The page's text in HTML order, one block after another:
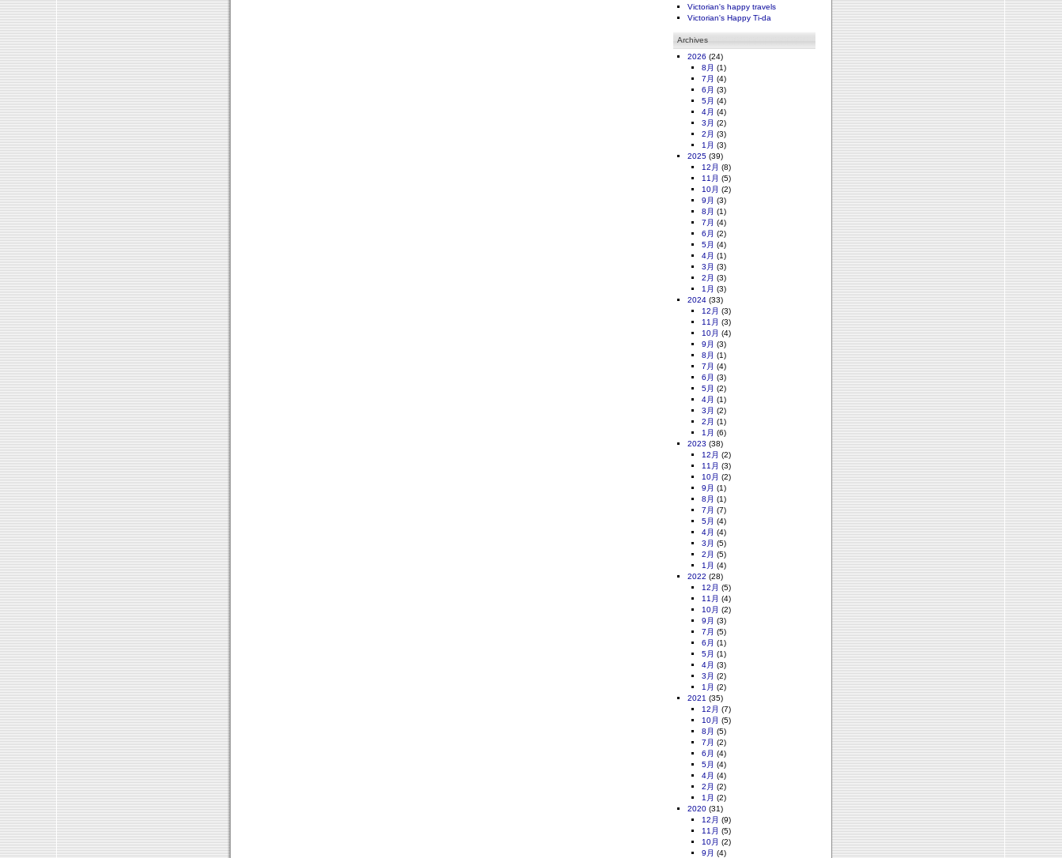
Victorian's happy travels
Victorian's Happy Ti-da
Archives
2026 (24)
8月 (1)
7月 (4)
6月 (3)
5月 (4)
4月 (4)
3月 (2)
2月 (3)
1月 (3)
2025 (39)
12月 (8)
11月 (5)
10月 (2)
9月 (3)
8月 (1)
7月 (4)
6月 (2)
5月 (4)
4月 (1)
3月 (3)
2月 (3)
1月 (3)
2024 (33)
12月 (3)
11月 (3)
10月 (4)
9月 (3)
8月 (1)
7月 (4)
6月 (3)
5月 (2)
4月 (1)
3月 (2)
2月 (1)
1月 (6)
2023 (38)
12月 (2)
11月 (3)
10月 (2)
9月 (1)
8月 (1)
7月 (7)
5月 (4)
4月 (4)
3月 (5)
2月 (5)
1月 (4)
2022 (28)
12月 (5)
11月 (4)
10月 (2)
9月 (3)
7月 (5)
6月 (1)
5月 (1)
4月 (3)
3月 (2)
1月 (2)
2021 (35)
12月 (7)
10月 (5)
8月 (5)
7月 (2)
6月 (4)
5月 (4)
4月 (4)
2月 (2)
1月 (2)
2020 (31)
12月 (9)
11月 (5)
10月 (2)
9月 (4)